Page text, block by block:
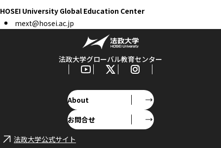
HOSEI University Global Education Center
mext@hosei.ac.jp
法政大学グローバル教育センター
About
お問合せ
法政大学公式サイト